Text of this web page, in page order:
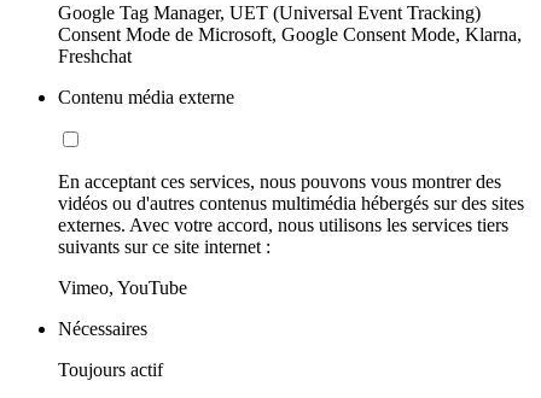
Google Tag Manager, UET (Universal Event Tracking)
Consent Mode de Microsoft, Google Consent Mode, Klarna,
Freshchat
Contenu média externe
En acceptant ces services, nous pouvons vous montrer des
vidéos ou d'autres contenus multimédia hébergés sur des sites
externes. Avec votre accord, nous utilisons les services tiers
suivants sur ce site internet :
Vimeo, YouTube
Nécessaires
Toujours actif